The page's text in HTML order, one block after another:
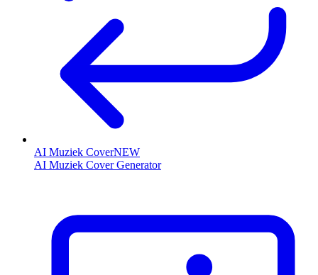
AI Muziek CoverNEW
AI Muziek Cover Generator